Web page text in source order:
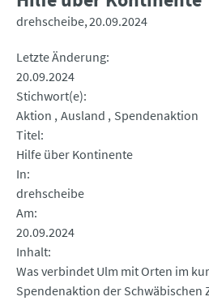
drehscheibe 20.09.2024
Letzte Änderung
20.09.2024
Stichwort(e)
Aktion Ausland
Spendenaktion
Titel
Hilfe über Kontinente
In
drehscheibe
Am
20.09.2024
Inhalt
Was verbindet Ulm mit Orten im
Spendenaktion der